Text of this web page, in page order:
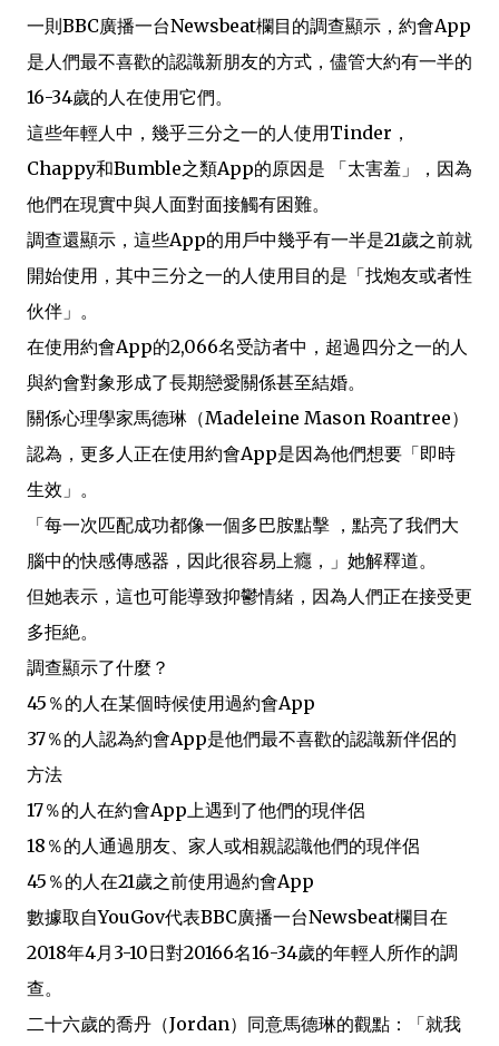
一則BBC廣播一台Newsbeat欄目的調查顯示，約會App
是人們最不喜歡的認識新朋友的方式，儘管大約有一半的
16-34歲的人在使用它們。
這些年輕人中，幾乎三分之一的人使用Tinder，
Chappy和Bumble之類App的原因是 「太害羞」，因為
他們在現實中與人面對面接觸有困難。
調查還顯示，這些App的用戶中幾乎有一半是21歲之前就
開始使用，其中三分之一的人使用目的是「找炮友或者性
伙伴」。
在使用約會App的2,066名受訪者中，超過四分之一的人
與約會對象形成了長期戀愛關係甚至結婚。
關係心理學家馬德琳（Madeleine Mason Roantree）
認為，更多人正在使用約會App是因為他們想要「即時
生效」。
「每一次匹配成功都像一個多巴胺點擊 ，點亮了我們大
腦中的快感傳感器，因此很容易上癮，」她解釋道。
但她表示，這也可能導致抑鬱情緒，因為人們正在接受更
多拒絶。
調查顯示了什麼？
45％的人在某個時候使用過約會App
37％的人認為約會App是他們最不喜歡的認識新伴侶的
方法
17％的人在約會App上遇到了他們的現伴侶
18％的人通過朋友、家人或相親認識他們的現伴侶
45％的人在21歲之前使用過約會App
數據取自YouGov代表BBC廣播一台Newsbeat欄目在
2018年4月3-10日對20166名16-34歲的年輕人所作的調
查。
二十六歲的喬丹（Jordan）同意馬德琳的觀點：「就我